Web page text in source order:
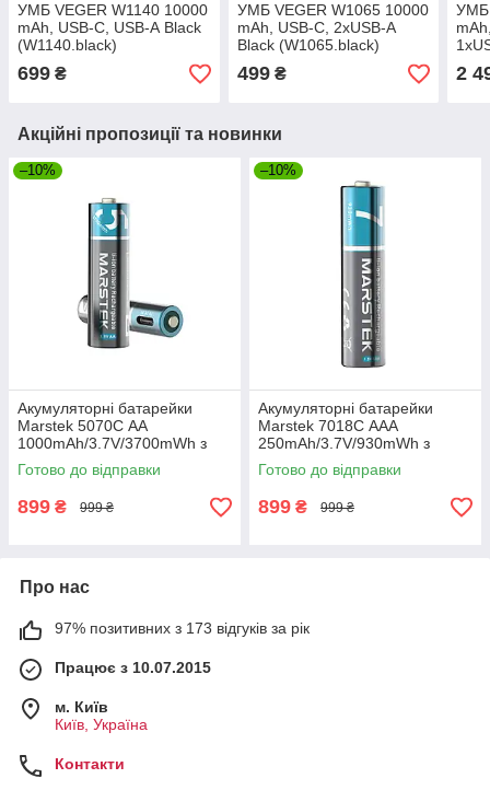
УМБ VEGER W1140 10000
mAh, USB-C, USB-А Black
(W1140.black)
699 ₴
УМБ VEGER W1065 10000
mAh, USB-C, 2хUSB-А
Black (W1065.black)
499₴
УМБ
2
Акційні пропозиції та новинки
–10%
Акумуляторні батарейки
Marstek 5070С AA
1000mAh/3.7V/3700mWh з
роз'ємом USB Type-C, 4шт
(5070C)
Готово до відправки
899 ₴ 999 ₴
–10%
Акумуляторні батарейки
Marstek 7018С AAA
250mAh/3.7V/930mWh з
роз'ємом USB Type-C, 4шт
(7018С)
Готово до відправки
899 ₴ 999 ₴
Про нас
97% позитивних з 173 відгуків за рік
Працює з 10.07.2015
м. Київ
Київ, Україна
Контакти